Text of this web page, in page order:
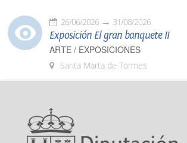
26/06/2026 31/08/2026
Exposición El gran banquete II
ARTE / EXPOSICIONES
Santa Marta de Tormes